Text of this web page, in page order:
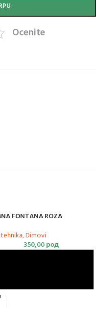
Ocenite
FONTANA ROZA
,Dimovi
350,00рсд